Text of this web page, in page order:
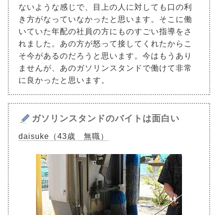
ないような感じで、目上の人に対しても口の利
き方がなっていなかったと思います。そこに働
いていた年配の社員の方にものすごい指導をさ
れました。あの方が怒って接してくれたからこ
そ今があるのだろうと思います。今はもうあり
ませんが、あのガソリンスタンドで働けて非常
に良かったと思います。
ガソリンスタンドのバイトは面白い
daisuke（43歳 無職）